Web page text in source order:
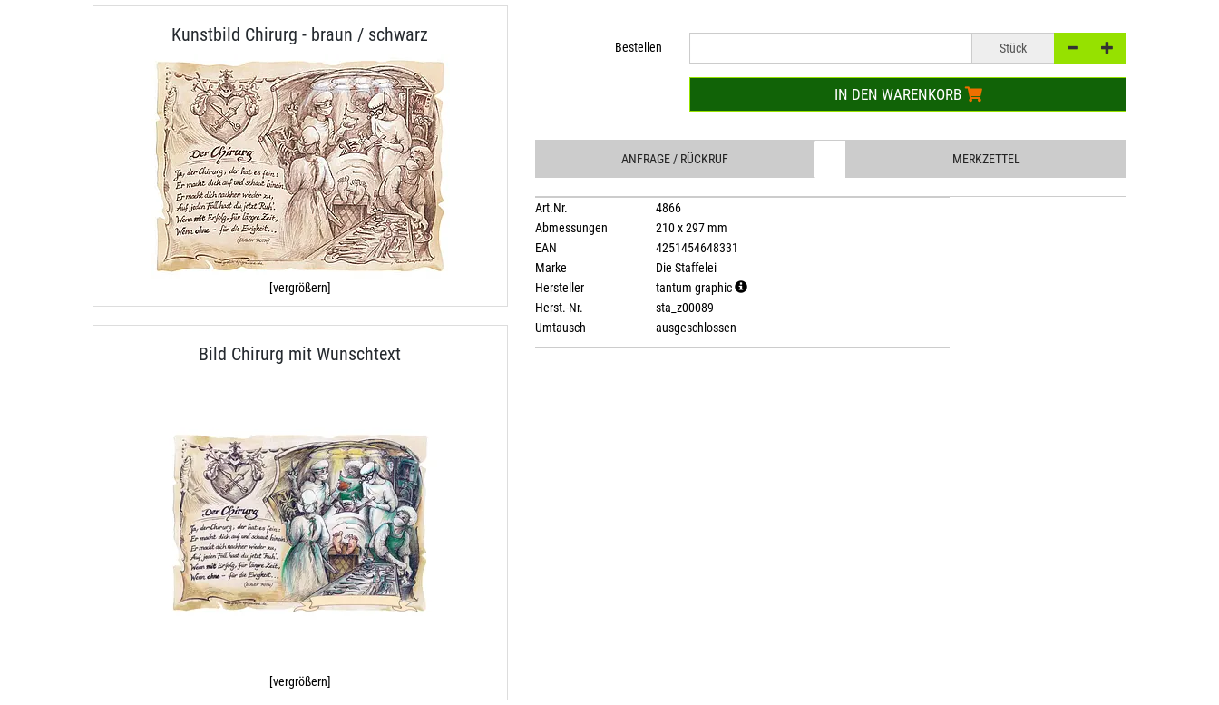
Kunstbild Chirurg - braun / schwarz
[vergrößern]
Bild Chirurg mit Wunschtext
[vergrößern]
Bestellen Stück
IN DEN WARENKORB
ANFRAGE / RÜCKRUF MERKZETTEL
Art.Nr.
4866
Abmessungen
210 x 297 mm
EAN
4251454648331
Marke
Die Staffelei
Hersteller
tantum graphic
Herst.-Nr.
sta_z00089
Umtausch
ausgeschlossen